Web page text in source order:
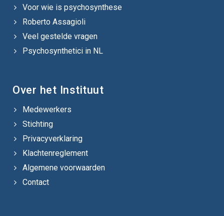
Voor wie is psychosynthese
Roberto Assagioli
Veel gestelde vragen
Psychosynthetici in NL
Over het Instituut
Medewerkers
Stichting
Privacyverklaring
Klachtenreglement
Algemene voorwaarden
Contact